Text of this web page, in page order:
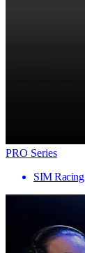
PRO Series
SIM Racing